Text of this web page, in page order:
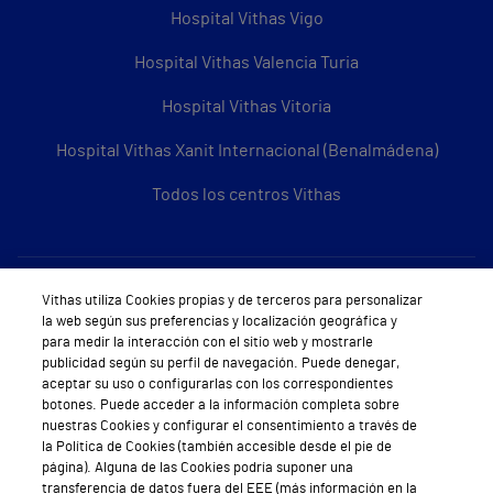
Hospital Vithas Vigo
Hospital Vithas Valencia Turia
Hospital Vithas Vitoria
Hospital Vithas Xanit Internacional (Benalmádena)
Todos los centros Vithas
Sobre Vithas
Quiénes somos
Trabajar en Vithas
Teléfono Cita Médica
Teléfono Atención al Cliente
Vithas utiliza Cookies propias y de terceros para personalizar
la web según sus preferencias y localización geográfica y
para medir la interacción con el sitio web y mostrarle
publicidad según su perfil de navegación. Puede denegar,
aceptar su uso o configurarlas con los correspondientes
botones. Puede acceder a la información completa sobre
nuestras Cookies y configurar el consentimiento a través de
la Política de Cookies (también accesible desde el pie de
página). Alguna de las Cookies podría suponer una
transferencia de datos fuera del EEE (más información en la